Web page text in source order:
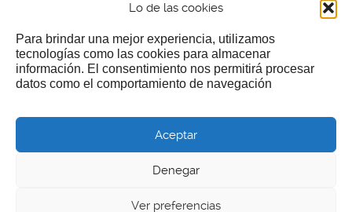
Lo de las cookies
Para brindar una mejor experiencia, utilizamos
tecnologías como las cookies para almacenar
información. El consentimiento nos permitirá procesar
datos como el comportamiento de navegación
Aceptar
Denegar
Ver preferencias
¿Nos invitas a un cafecillo?
Si te gusta nuestra web puedes echar limosna a estos